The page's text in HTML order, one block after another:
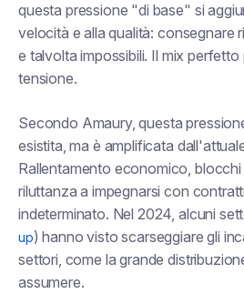
questa pressione "di base" si
velocità e alla qualità: consegnare
e talvolta impossibili. Il mix perfetto
tensione.
Secondo Amaury, questa
esistita, ma è amplificata
Rallentamento economico, blocchi
riluttanza a impegnarsi con
indeterminato. Nel 2024, alcuni
up) hanno visto scarseggiare gli
settori, come la grande
assumere.